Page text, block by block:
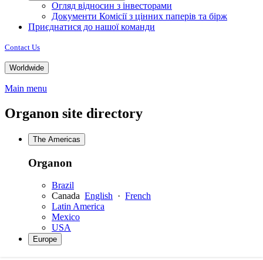
Огляд відносин з інвесторами
Документи Комісії з цінних паперів та бірж
Приєднатися до нашої команди
Contact Us
Worldwide
Main menu
Organon site directory
The Americas
Organon
Brazil
Canada English · French
Latin America
Mexico
USA
Europe